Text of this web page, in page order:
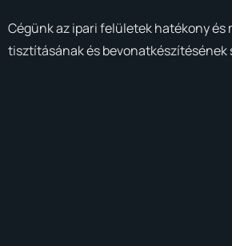
Cégünk az ipari felületek hatékony és
tisztításának és bevonatkészítésének